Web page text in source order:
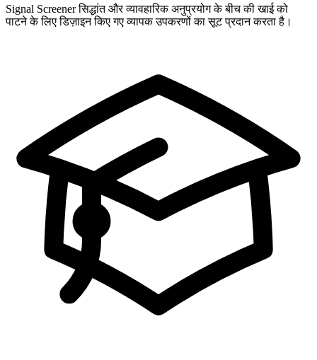
Signal Screener सिद्धांत और व्यावहारिक अनुप्रयोग के बीच की खाई को
पाटने के लिए डिज़ाइन किए गए व्यापक उपकरणों का सूट प्रदान करता है।